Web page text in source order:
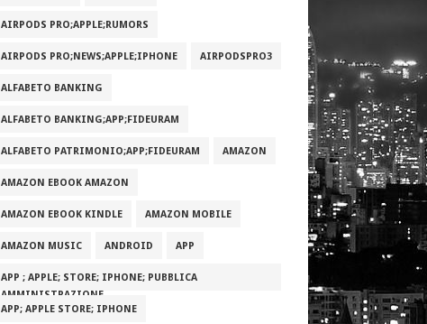
AIRPODS PRO;APPLE;RUMORS
AIRPODS PRO;NEWS;APPLE;IPHONE AIRPODSPRO3
ALFABETO BANKING
ALFABETO BANKING;APP;FIDEURAM
ALFABETO PATRIMONI‪O‬;APP;FIDEURAM AMAZON
AMAZON EBOOK AMAZON
AMAZON EBOOK KINDLE AMAZON MOBILE
AMAZON MUSIC ANDROID APP
APP ; APPLE; STORE; IPHONE; PUBBLICA
AMMINISTRAZIONE
APP; APPLE STORE; IPHONE